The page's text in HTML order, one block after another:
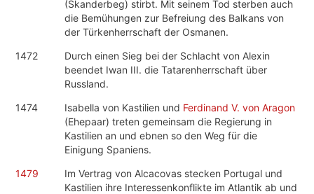
(Skanderbeg) stirbt. Mit seinem Tod sterben auch
die Bemühungen zur Befreiung des Balkans von
der Türkenherrschaft der Osmanen.
1472
Durch einen Sieg bei der Schlacht von Alexin
beendet Iwan III. die Tatarenherrschaft über
Russland.
1474
Isabella von Kastilien und Ferdinand V. von Aragon
(Ehepaar) treten gemeinsam die Regierung in
Kastilien an und ebnen so den Weg für die
Einigung Spaniens.
1479
Im Vertrag von Alcacovas stecken Portugal und
Kastilien ihre Interessenkonflikte im Atlantik ab und